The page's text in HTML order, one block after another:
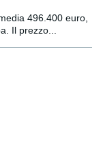
496.400 euro,
Il prezzo...